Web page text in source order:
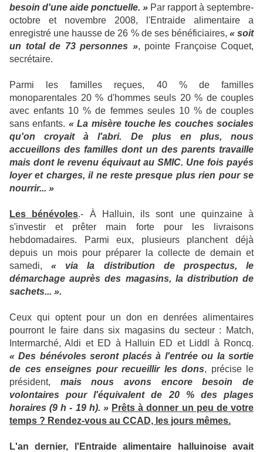
besoin d'une aide ponctuelle. » Par rapport à septembre-
octobre et novembre 2008, l'Entraide alimentaire a
enregistré une hausse de 26 % de ses bénéficiaires, « soit
un total de 73 personnes », pointe Françoise Coquet,
secrétaire.
Parmi les familles reçues, 40 % de familles
monoparentales 20 % d'hommes seuls 20 % de couples
avec enfants 10 % de femmes seules 10 % de couples
sans enfants. « La misère touche les couches sociales
qu'on croyait à l'abri. De plus en plus, nous
accueillons des familles dont un des parents travaille
mais dont le revenu équivaut au SMIC. Une fois payés
loyer et charges, il ne reste presque plus rien pour se
nourrir... »
Les bénévoles.- À Halluin, ils sont une quinzaine à
s'investir et prêter main forte pour les livraisons
hebdomadaires. Parmi eux, plusieurs planchent déjà
depuis un mois pour préparer la collecte de demain et
samedi,« via la distribution de prospectus, le
démarchage auprès des magasins, la distribution de
sachets... ».
Ceux qui optent pour un don en denrées alimentaires
pourront le faire dans six magasins du secteur : Match,
Intermarché, Aldi et ED à Halluin ED et Liddl à Roncq.
« Des bénévoles seront placés à l'entrée ou la sortie
de ces enseignes pour recueillir les dons, précise le
président, mais nous avons encore besoin de
volontaires pour l'équivalent de 20 % des plages
horaires (9 h - 19 h). » Prêts à donner un peu de votre
temps ? Rendez-vous au CCAD, les jours mêmes.
L'an dernier, l'Entraide alimentaire halluinoise avait